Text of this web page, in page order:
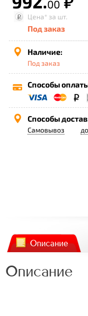
00
Цена* за шт.
Под заказ
Наличие:
Под заказ
Способы
Способы
Самовывоз
Описание
Описание